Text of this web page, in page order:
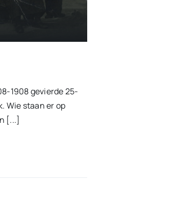
1908 gevierde 25-
Wie staan er op
[...]